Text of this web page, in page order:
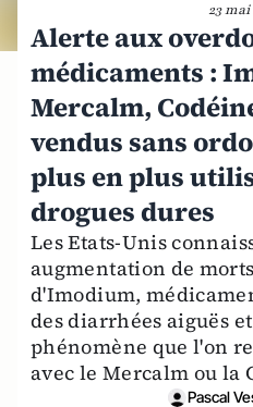
23 mai
Alerte aux
médicaments :
Mercalm,
vendus sans
plus en plus
drogues dures
Les Etats-Unis
augmentation de
d'Imodium,
des diarrhées aiguës
phénomène que l'on
avec le Mercalm ou la
Pascal